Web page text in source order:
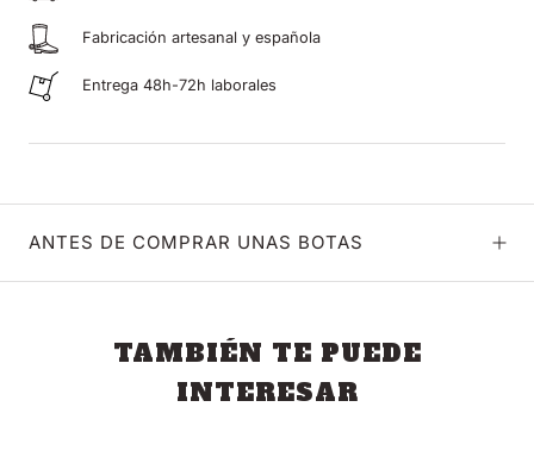
Fabricación artesanal y española
Entrega 48h-72h laborales
ANTES DE COMPRAR UNAS BOTAS
TAMBIÉN TE PUEDE
INTERESAR